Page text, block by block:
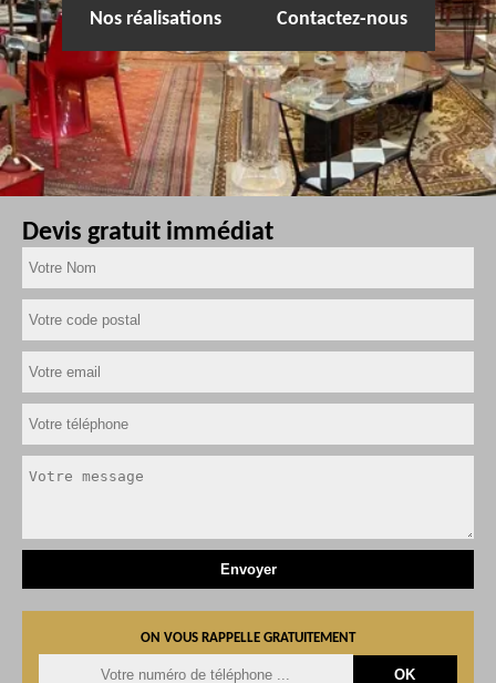
Nos réalisations Contactez-nous
Devis gratuit immédiat
ON VOUS RAPPELLE GRATUITEMENT